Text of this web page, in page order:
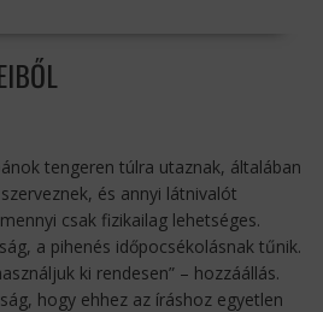
tengeren túlra utaznak, általában
és annyi látnivalót
csak fizikailag lehetséges.
a pihenés időpocsékolásnak tűnik.
ki rendesen” – hozzáállás.
hogy ehhez az íráshoz egyetlen